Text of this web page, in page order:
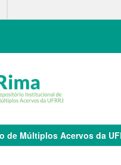
de Múltiplos Acervos da